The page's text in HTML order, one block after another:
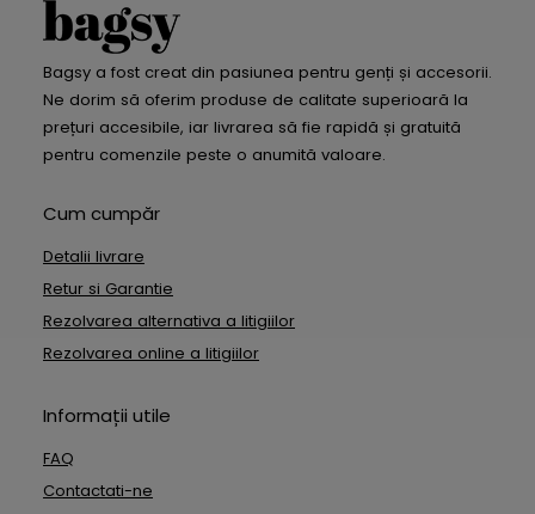
Bagsy a fost creat din pasiunea pentru genți și accesorii.
Ne dorim să oferim produse de calitate superioară la
prețuri accesibile, iar livrarea să fie rapidă și gratuită
pentru comenzile peste o anumită valoare.
Cum cumpăr
Detalii livrare
Retur si Garantie
Rezolvarea alternativa a litigiilor
Rezolvarea online a litigiilor
Informații utile
FAQ
Contactati-ne